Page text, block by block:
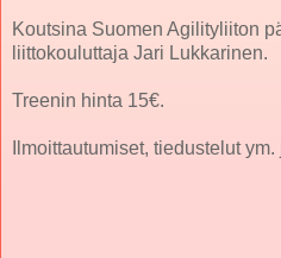
Koutsina Suomen Agilityliiton
liittokouluttaja Jari Lukkarinen.
Treenin hinta 15€.
Ilmoittautumiset, tiedustelut